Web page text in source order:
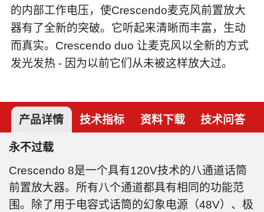
的内部工作电压，使Crescendo麦克风前置放大
器有了全新的突破。它听起来清晰而丰富，生动
而真实。Crescendo duo 让麦克风以全新的方式
发光发热 - 因为以前它们从未被这样放大过。
产品详情 技术指标 资料下载 技术问答
永不过载
Crescendo 8是一个具有120V技术的八通道话筒
前置放大器。所有八个通道都具有相同的功能范
围。除了用于电容式话筒的幻象电源（48V）、极